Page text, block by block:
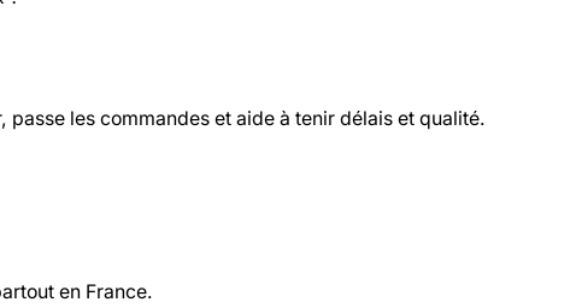
les commandes et aide à tenir délais et qualité.
en France.